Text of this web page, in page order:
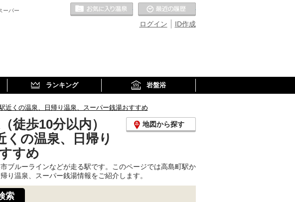
ーパー
ID作成
ログイン
お気に入りの温泉
ランキング 岩盤浴
近くの温泉、日帰り温泉、スーパー銭湯おすすめ
徒歩10分以内）
くの温泉、日帰り
すめ
地図から探す
ブルーラインなどが走る駅です。このページでは高島町駅か
り温泉、スーパー銭湯情報をご紹介します。